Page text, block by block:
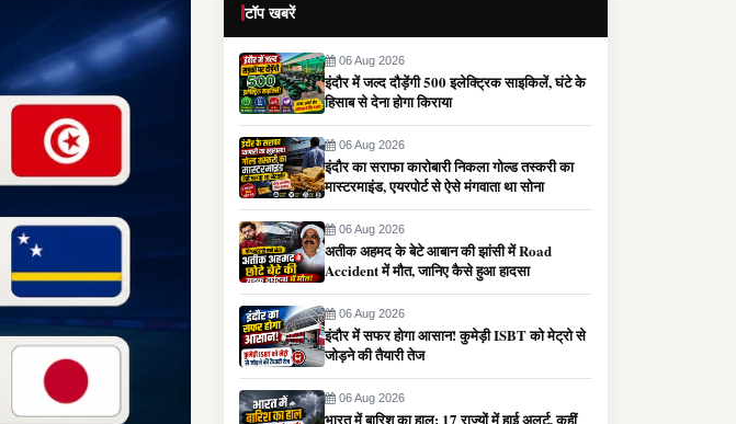
टॉप खबरें
06 Aug 2026
इंदौर में जल्द दौड़ेंगी 500 इलेक्ट्रिक साइकिलें, घंटे के
हिसाब से देना होगा किराया
06 Aug 2026
इंदौर का सराफा कारोबारी निकला गोल्ड तस्करी का
मास्टरमाइंड, एयरपोर्ट से ऐसे मंगवाता था सोना
06 Aug 2026
अतीक अहमद के बेटे आबान की झांसी में Road
Accident में मौत, जानिए कैसे हुआ हादसा
06 Aug 2026
इंदौर में सफर होगा आसान! कुमेड़ी ISBT को मेट्रो से
जोड़ने की तैयारी तेज
06 Aug 2026
भारत में बारिश का हाल: 17 राज्यों में हाई अलर्ट, कहीं